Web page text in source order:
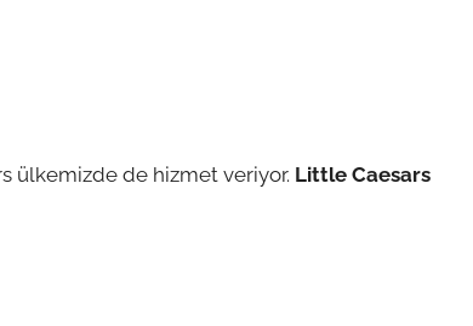
ülkemizde de hizmet veriyor. Little Caesars